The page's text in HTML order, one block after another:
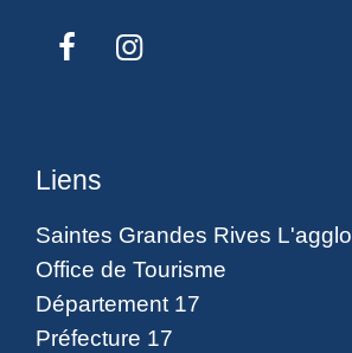
Liens
Saintes Grandes Rives L'agglo
Office de Tourisme
Département 17
Préfecture 17